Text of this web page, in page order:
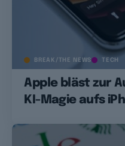
BREAK/THE NEWS TECH
Apple bläst zur
KI-Magie aufs